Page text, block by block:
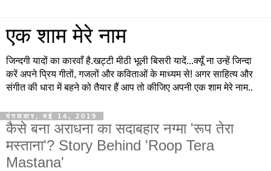
एक शाम मेरे नाम
जिन्दगी यादों का कारवाँ है.खट्टी मीठी भूली बिसरी यादें...क्यूँ ना उन्हें जिन्दा
करें अपने प्रिय गीतों, गजलों और कविताओं के माध्यम से! अगर साहित्य और
संगीत की धारा में बहने को तैयार हैं आप तो कीजिए अपनी एक शाम मेरे नाम..
मंगलवार, मई 14, 2019
कैसे बना अराधना का सदाबहार नग्मा 'रूप तेरा
मस्ताना'? Story Behind 'Roop Tera
Mastana'